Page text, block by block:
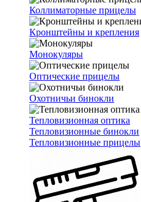
Коллиматорные прицелы
Кронштейны и крепления
Монокуляры
Оптические прицелы
Охотничьи бинокли
Тепловизионная оптика
Тепловизионные бинокли
Тепловизионные прицелы